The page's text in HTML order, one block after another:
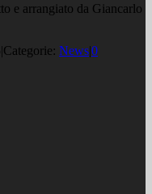
e arrangiato da Giancarlo
|Categorie: News|0